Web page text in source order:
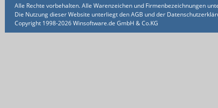
Alle Rechte vorbehalten. Alle Warenzeichen und Firmenbezeichnungen
Die Nutzung dieser Website unterliegt den AGB und der
Copyright 1998-2026 Winsoftware.de GmbH & Co.KG